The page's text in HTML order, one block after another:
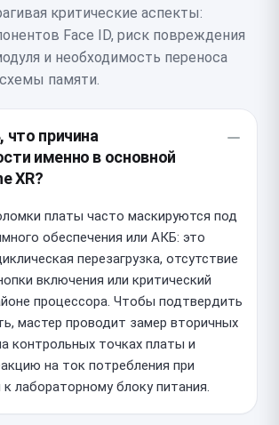
критические аспекты:
Face ID, риск повреждения
и необходимость переноса
памяти.
что причина
именно в основной
XR?
платы часто маскируются под
обеспечения или АКБ: это
перезагрузка, отсутствие
включения или критический
процессора. Чтобы подтвердить
мастер проводит замер вторичных
контрольных точках платы и
на ток потребления при
лабораторному блоку питания.